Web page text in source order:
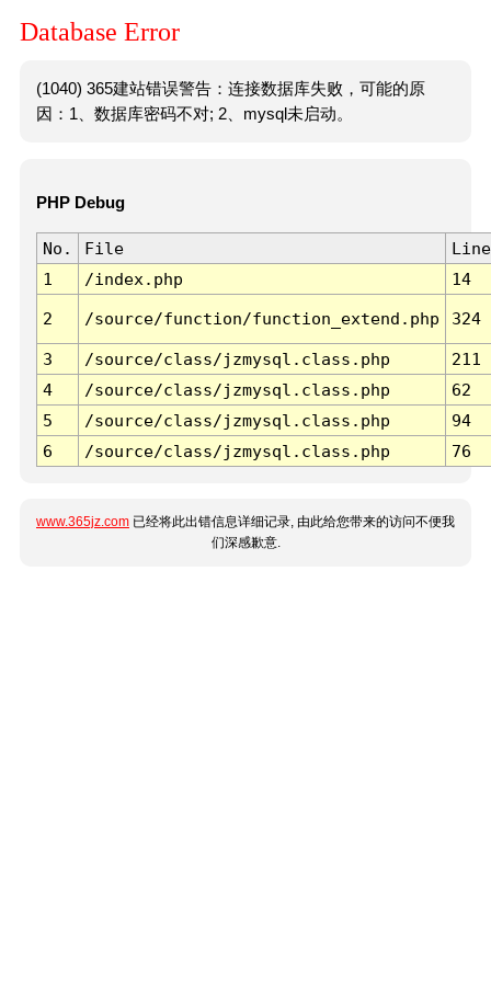
Database Error
(1040) 365建站错误警告：连接数据库失败，可能的原
因：1、数据库密码不对; 2、mysql未启动。
PHP Debug
No. File
Line
1
/index.php 14
2 /source/function/function_extend.php 324
3 /source/class/jzmysql.class.php
211
4
/source/class/jzmysql.class.php
62
5
/source/class/jzmysql.class.php
94
6
/source/class/jzmysql.class.php 76
www.365jz.com 已经将此出错信息详细记录, 由此给您带来的访问不便我
们深感歉意.